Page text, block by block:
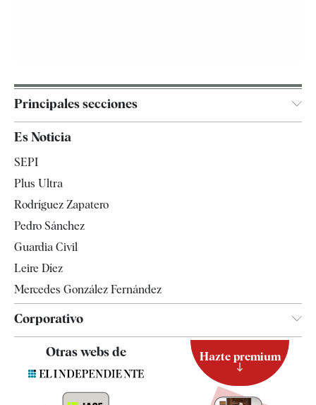
Principales secciones
España
Televisión
Es Noticia
SEPI
Plus Ultra
Rodríguez Zapatero
Pedro Sánchez
Guardia Civil
Leire Díez
Mercedes González Fernández
Corporativo
Contacto
Otras webs de Hazte premium